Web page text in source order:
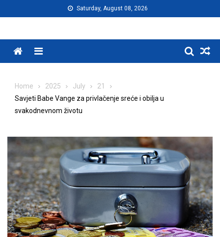
to
Saturday, August 08, 2026
Menu
Home 2025 July
21
Savjeti Babe Vange za privlačenje sreće i obilja u
svakodnevnom životu